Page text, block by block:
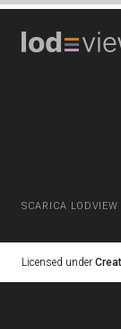
SCARICA
Licensed under